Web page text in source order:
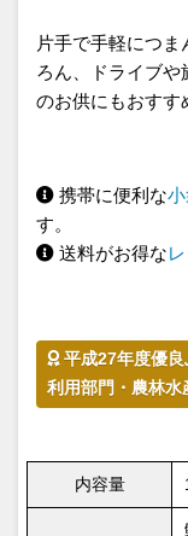
片手で手軽につ
ろん、ドライブ
のお供にもおすす
携帯に便利な小
す。
送料がお得な
平成27年度優良
利用部門・農林水
内容量